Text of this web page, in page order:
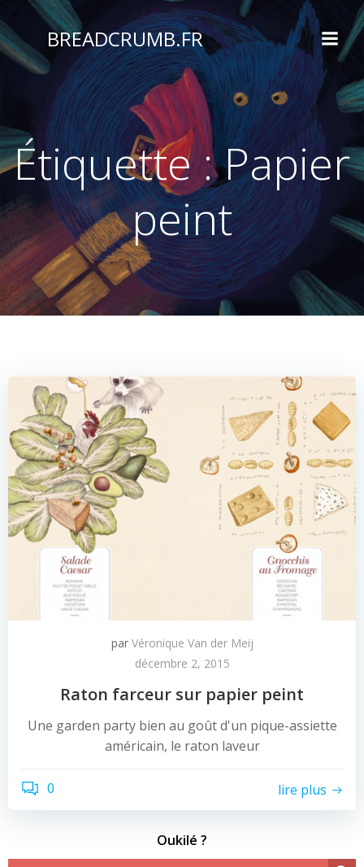
Aller
au
contenu
BREADCRUMB.FR
Étiquette :Papier
peint
par Véronique Van der Meij
décembre 2, 2015
Raton farceur sur papier peint
Une garden party bien au goût d'un pique-assiette
américain, le raton laveur
0 lire plus
Oukilé ?